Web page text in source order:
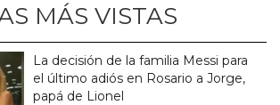
MÁS VISTAS
La decisión de la familia Messi para
el último adiós en Rosario a Jorge,
papá de Lionel